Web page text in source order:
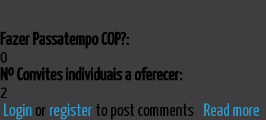
Fazer Passatempo COP?:
0
Nº Convites individuais a oferecer:
2
Login or register to post comments Read more